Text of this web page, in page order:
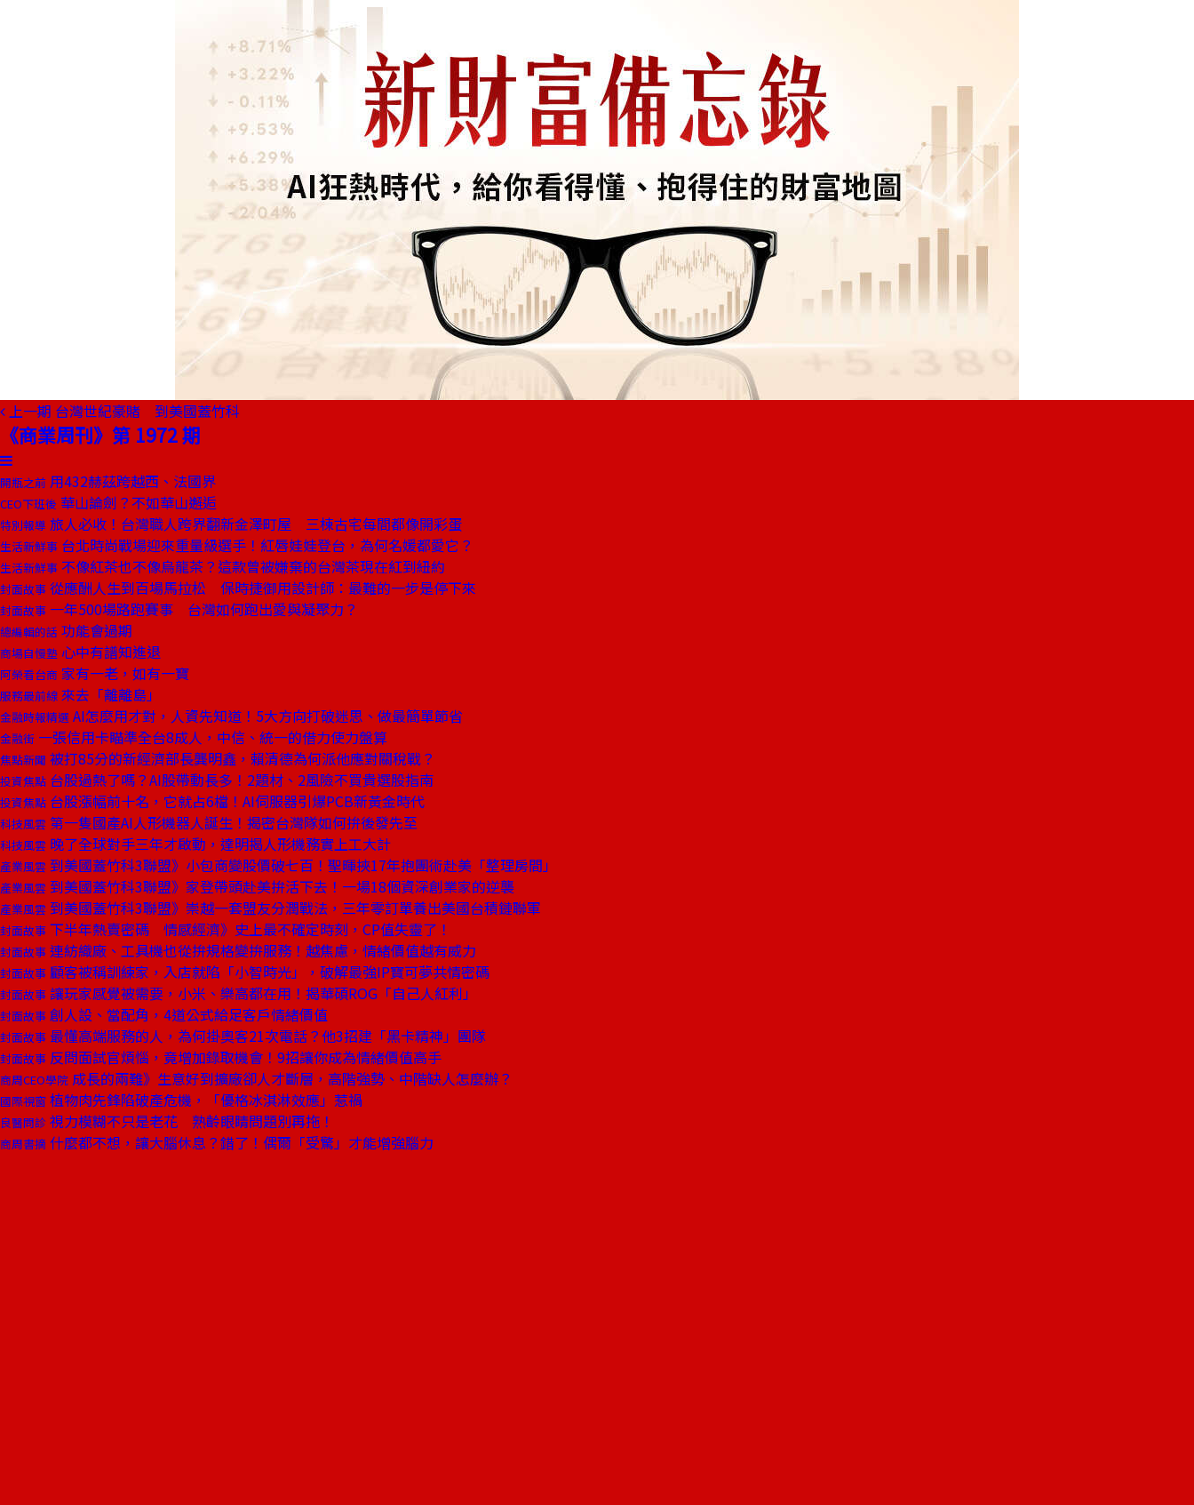
上一期 台灣世紀豪賭 到美國蓋竹科
《商業周刊》第 1972 期
開瓶之前 用432赫茲跨越西、法國界
CEO下班後 華山論劍？不如華山邂逅
特別報導 旅人必收！台灣職人跨界翻新金澤町屋 三棟古宅每間都像開彩蛋
生活新鮮事 台北時尚戰場迎來重量級選手！紅唇娃娃登台，為何名媛都愛它？
生活新鮮事 不像紅茶也不像烏龍茶？這款曾被嫌棄的台灣茶現在紅到紐約
封面故事 從應酬人生到百場馬拉松 保時捷御用設計師：最難的一步是停下來
封面故事 一年500場路跑賽事 台灣如何跑出愛與凝聚力？
總編輯的話 功能會過期
商場自慢塾 心中有譜知進退
阿榮看台商 家有一老，如有一寶
服務最前線 來去「離離島」
金融時報精選 AI怎麼用才對，人資先知道！5大方向打破迷思、做最簡單節省
金融街 一張信用卡瞄準全台8成人，中信、統一的借力使力盤算
焦點新聞 被打85分的新經濟部長龔明鑫，賴清德為何派他應對關稅戰？
投資焦點 台股過熱了嗎？AI股帶動長多！2題材、2風險不買貴選股指南
投資焦點 台股漲幅前十名，它就占6檔！AI伺服器引爆PCB新黃金時代
科技風雲 第一隻國產AI人形機器人誕生！揭密台灣隊如何拚後發先至
科技風雲 晚了全球對手三年才啟動，達明揭人形機務實上工大計
產業風雲 到美國蓋竹科3聯盟》小包商變股價破七百！聖暉挾17年抱團術赴美「整理房間」
產業風雲 到美國蓋竹科3聯盟》家登帶頭赴美拚活下去！一場18個資深創業家的逆襲
產業風雲 到美國蓋竹科3聯盟》崇越一套盟友分潤戰法，三年零訂單養出美國台積鏈聯軍
封面故事 下半年熱賣密碼 情感經濟》史上最不確定時刻，CP值失靈了！
封面故事 連紡織廠、工具機也從拚規格變拚服務！越焦慮，情緒價值越有威力
封面故事 顧客被稱訓練家，入店就陷「小智時光」，破解最強IP寶可夢共情密碼
封面故事 讓玩家感覺被需要，小米、樂高都在用！揭華碩ROG「自己人紅利」
封面故事 創人設、當配角，4道公式給足客戶情緒價值
封面故事 最懂高端服務的人，為何掛奧客21次電話？他3招建「黑卡精神」團隊
封面故事 反問面試官煩惱，竟增加錄取機會！9招讓你成為情緒價值高手
商周CEO學院 成長的兩難》生意好到擴廠卻人才斷層，高階強勢、中階缺人怎麼辦？
國際視窗 植物肉先鋒陷破產危機，「優格冰淇淋效應」惹禍
良醫問診 視力模糊不只是老花 熟齡眼睛問題別再拖！
商周書摘 什麼都不想，讓大腦休息？錯了！偶爾「受驚」才能增強腦力